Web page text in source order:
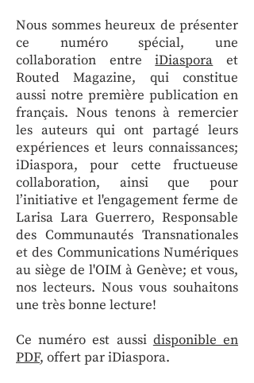
Nous sommes heureux de présenter
ce numéro spécial, une
collaboration entreiDiaspora et
Routed Magazine, qui constitue
aussi notre première publication en
français. Nous tenons à remercier
les auteurs qui ont partagé leurs
expériences et leurs connaissances;
iDiaspora, pour cette fructueuse
collaboration, ainsi que pour
l’initiative et l'engagement ferme de
Larisa Lara Guerrero, Responsable
des Communautés Transnationales
et des Communications Numériques
au siège de l'OIM à Genève; et vous,
nos lecteurs. Nous vous souhaitons
une très bonne lecture!
Ce numéro est aussi disponible en
PDF, offert pariDiaspora.